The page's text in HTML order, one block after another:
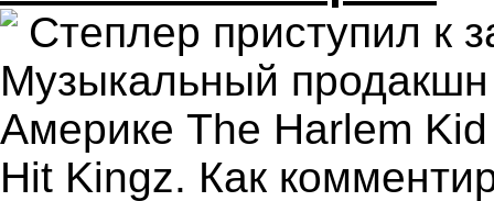
Степлер приступил к
Музыкальный
Америке The Harlem
Hit Kingz. Как